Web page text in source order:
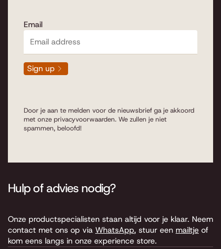
Email
Sign up
Door je aan te melden voor de nieuwsbrief ga je akkoord
met onze privacyvoorwaarden. We zullen je niet
spammen, beloofd!
Hulp of advies nodig?
Onze productspecialisten staan altijd voor je klaar. Neem
contact met ons op via WhatsApp, stuur een mailtje of
kom eens langs in onze experience store.